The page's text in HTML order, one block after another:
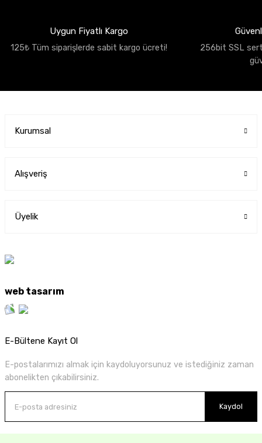
Uygun Fiyatlı Kargo
125₺ Tüm siparişlerde sabit kargo ücreti!
256bit SSL
Kurumsal
Alışveriş
Üyelik
web tasarım
E-Bültene Kayıt Ol
E-postalarımızı almak için kaydoluyorsunuz ve istediğiniz zaman
abonelikten çıkabilirsiniz.
Kaydol